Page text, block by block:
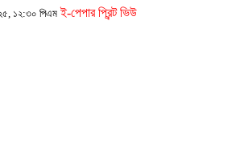
১২:৩০ পিএম ই-পেপার প্রিন্ট ভিউ